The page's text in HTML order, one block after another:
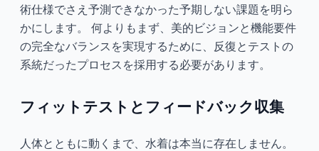
術仕様でさえ予測できなかった予期しない課題を明ら
かにします。 何よりもまず、美的ビジョンと機能要件
の完全なバランスを実現するために、反復とテストの
系統だったプロセスを採用する必要があります。
フィットテストとフィードバック収集
人体とともに動くまで、水着は本当に存在しません。